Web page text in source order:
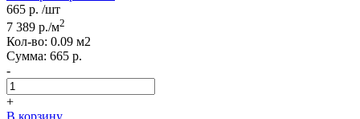
665 р. /шт
7 389 р./м2
Кол-вo: 0.09 м2
Сумма: 665 р.
-
+
В корзину